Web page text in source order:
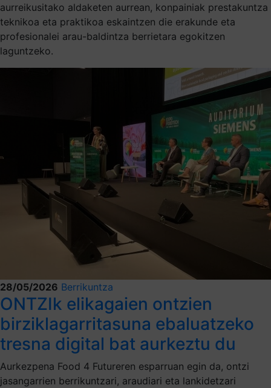
aurreikusitako aldaketen aurrean, konpainiak prestakuntza
teknikoa eta praktikoa eskaintzen die erakunde eta
profesionalei arau-baldintza berrietara egokitzen
laguntzeko.
28/05/2026 Berrikuntza
ONTZIk elikagaien ontzien
birziklagarritasuna ebaluatzeko
tresna digital bat aurkeztu du
Aurkezpena Food 4 Futureren esparruan egin da, ontzi
jasangarrien berrikuntzari, araudiari eta lankidetzari